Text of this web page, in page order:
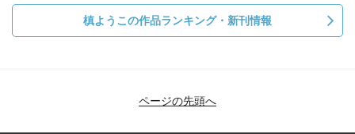
槙ようこの作品ランキング・新刊情報
ページの先頭へ